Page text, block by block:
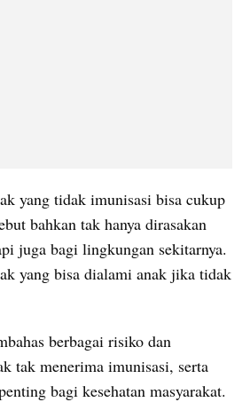
yang tidak imunisasi bisa cukup
bahkan tak hanya dirasakan
juga bagi lingkungan sekitarnya.
yang bisa dialami anak jika tidak
berbagai risiko dan
tak menerima imunisasi, serta
bagi kesehatan masyarakat.